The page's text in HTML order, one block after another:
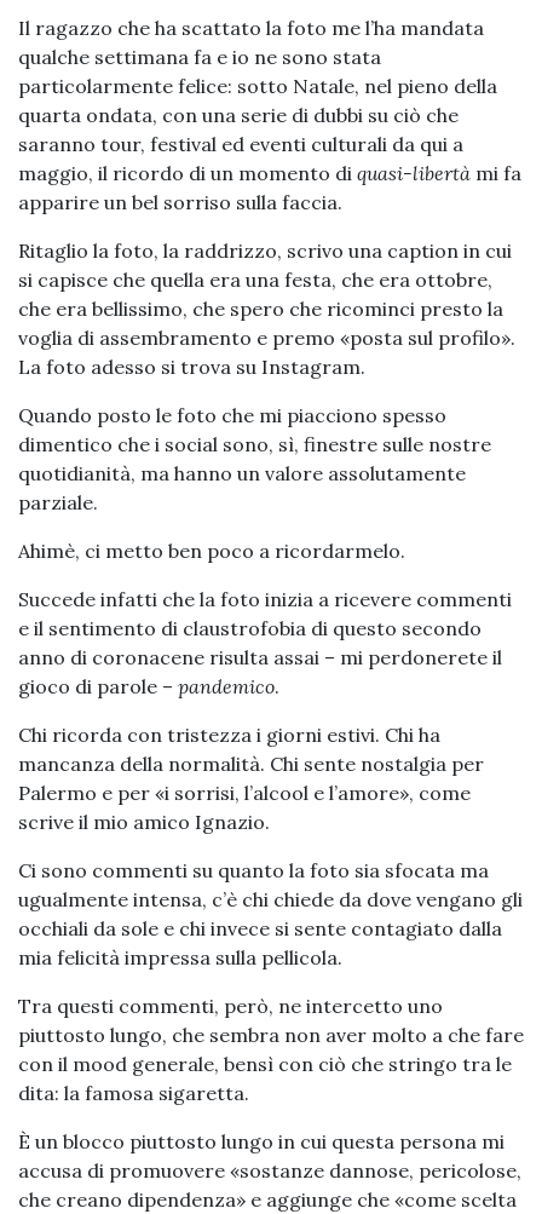
Il ragazzo che ha scattato la foto me l’ha mandata
qualche settimana fa e io ne sono stata
particolarmente felice: sotto Natale, nel pieno della
quarta ondata, con una serie di dubbi su ciò che
saranno tour, festival ed eventi culturali da qui a
maggio, il ricordo di un momento di quasi-libertà mi fa
apparire un bel sorriso sulla faccia.
Ritaglio la foto, la raddrizzo, scrivo una caption in cui
si capisce che quella era una festa, che era ottobre,
che era bellissimo, che spero che ricominci presto la
voglia di assembramento e premo «posta sul profilo».
La foto adesso si trova su Instagram.
Quando posto le foto che mi piacciono spesso
dimentico che i social sono, sì, finestre sulle nostre
quotidianità, ma hanno un valore assolutamente
parziale.
Ahimè, ci metto ben poco a ricordarmelo.
Succede infatti che la foto inizia a ricevere commenti
e il sentimento di claustrofobia di questo secondo
anno di coronacene risulta assai – mi perdonerete il
gioco di parole – pandemico.
Chi ricorda con tristezza i giorni estivi. Chi ha
mancanza della normalità. Chi sente nostalgia per
Palermo e per «i sorrisi, l’alcool e l’amore», come
scrive il mio amico Ignazio.
Ci sono commenti su quanto la foto sia sfocata ma
ugualmente intensa, c’è chi chiede da dove vengano gli
occhiali da sole e chi invece si sente contagiato dalla
mia felicità impressa sulla pellicola.
Tra questi commenti, però, ne intercetto uno
piuttosto lungo, che sembra non aver molto a che fare
con il mood generale, bensì con ciò che stringo tra le
dita: la famosa sigaretta.
È un blocco piuttosto lungo in cui questa persona mi
accusa di promuovere «sostanze dannose, pericolose,
che creano dipendenza» e aggiunge che «come scelta